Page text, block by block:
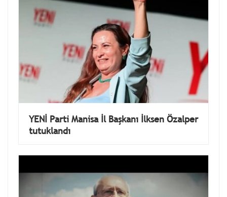
YENİ Parti Manisa İl Başkanı İlksen Özalper
tutuklandı